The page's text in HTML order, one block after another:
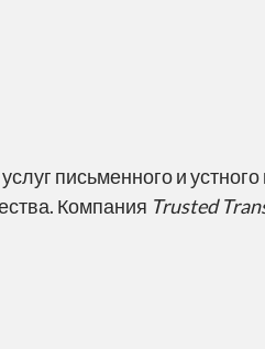
письменного и
Компания Trusted